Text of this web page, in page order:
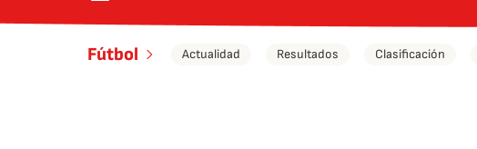
Fútbol Actualidad Resultados Clasificación